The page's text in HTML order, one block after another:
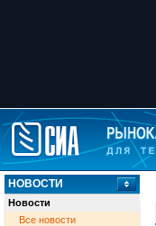
НОВОСТИ
Новости
Все новости